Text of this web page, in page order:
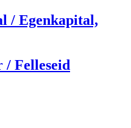
/ Egenkapital,
/ Felleseid